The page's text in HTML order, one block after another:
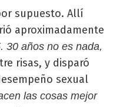
supuesto. Allí
aproximadamente
30 años no es nada,
risas, y disparó
sexual
las cosas mejor